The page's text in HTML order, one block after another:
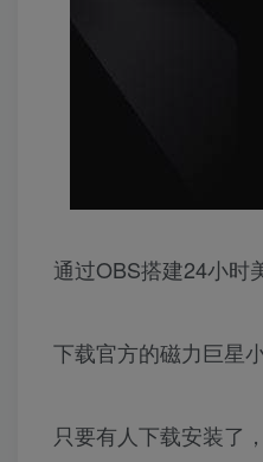
通过OBS搭建24小时
下载官方的磁力巨星
只要有人下载安装了